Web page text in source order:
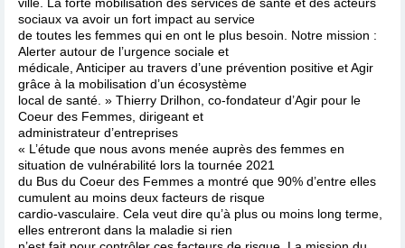
sociaux va avoir un fort impact au service
de toutes les femmes qui en ont le plus besoin. Notre mission :
Alerter autour de l’urgence sociale et
médicale, Anticiper au travers d’une prévention positive et Agir
grâce à la mobilisation d’un écosystème
local de santé. » Thierry Drilhon, co-fondateur d’Agir pour le
Coeur des Femmes, dirigeant et
administrateur d’entreprises
« L’étude que nous avons menée auprès des femmes en
situation de vulnérabilité lors la tournée 2021
du Bus du Coeur des Femmes a montré que 90% d’entre elles
cumulent au moins deux facteurs de risque
cardio-vasculaire. Cela veut dire qu’à plus ou moins long terme,
elles entreront dans la maladie si rien